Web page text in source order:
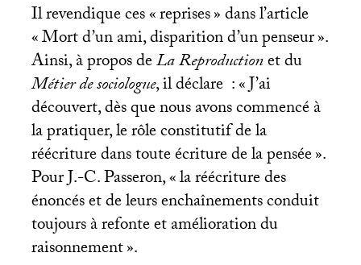
Il revendique ces «reprises» dans l’article
«Mort d’un ami, disparition d’un penseur».
Ainsi, à propos deLa Reproductionet du
Métier de sociologue, il déclare : «J’ai
découvert, dès que nous avons commencé à
la pratiquer, le rôle constitutif de la
réécriture dans toute écriture de la pensée».
Pour J.-C. Passeron, «la réécriture des
énoncés et de leurs enchaînements conduit
toujours à refonte et amélioration du
raisonnement».